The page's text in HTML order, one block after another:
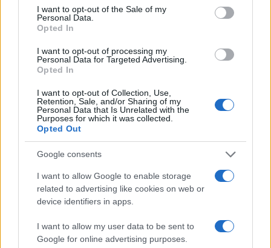
consent section.
I want to opt-out of the Sale of my
Personal Data.
Opted In
I want to opt-out of processing my
Personal Data for Targeted Advertising.
Opted In
I want to opt-out of Collection, Use,
Retention, Sale, and/or Sharing of my
Personal Data that Is Unrelated with the
Purposes for which it was collected.
Opted Out
Google consents
I want to allow Google to enable storage
related to advertising like cookies on web or
device identifiers in apps.
I want to allow my user data to be sent to
Google for online advertising purposes.
veszélyben volt. És nem lehetett tudni, hogyan végződik a
történetük. A fotók táncot örökítettek meg, amelyről a
készítésekor nem tudták, utolsó-e vagy első, megtelik-e
egyszer újra vízzel a meder. Aztán amikor a szerző állapota
Csodák és csodálkozások könyve ez; a hétköznapi tárgyak
és a szentképek békésen élnek benne egymás mellett,
ahogy a letisztultság és a pompa is. Ezeken a lapokon
szemlélődni kell. Hagyni, hogy hasson a más idő, mint a
keresztény rítusokban hat a résztvevőkre a megszentelt,
állandó idő. A szimbolikus hét motívuma ismerős lehet, elég
csak a húsvét előtti nagyhétre gondolnunk. Miután a
könyvvel bejártunk hét napot, az olvasás kezdődhet elölről.